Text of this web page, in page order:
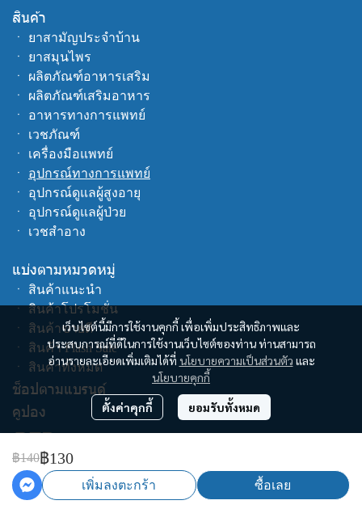
฿140฿130
เพิ่มลงตะกร้า ซื้อเลย
เว็บไซต์นี้มีการใช้งานคุกกี้ เพื่อเพิ่มประสิทธิภาพและ
ประสบการณ์ที่ดีในการใช้งานเว็บไซต์ของท่าน ท่านสามารถ
อ่านรายละเอียดเพิ่มเติมได้ที่ นโยบายความเป็นส่วนตัว และ
นโยบายคุกกี้
ตั้งค่าคุกกี้ ยอมรับทั้งหมด
สินค้า
ㆍ ยาสามัญประจำบ้าน
ㆍ ยาสมุนไพร
ㆍ ผลิตภัณฑ์อาหารเสริม
ㆍ ผลิตภัณฑ์เสริมอาหาร
ㆍ อาหารทางการแพทย์
ㆍ เวชภัณฑ์
ㆍ เครื่องมือแพทย์
ㆍ อุปกรณ์ทางการแพทย์
ㆍ อุปกรณ์ดูแลผู้สูงอายุ
ㆍ อุปกรณ์ดูแลผู้ป่วย
ㆍ
เวชสำอาง
แบ่งตามหมวดหมู่
ㆍ สินค้าแนะนำ
ㆍสินค้าโปรโมชั่น
ㆍ สินค้าขายดี
ㆍ สินค้า Flash Sale
ㆍ สินค้าทั้งหมด
ช็อปตามแบรนด์
คูปอง
Copyright | All Rights Reserved | Powered by cswecare.com